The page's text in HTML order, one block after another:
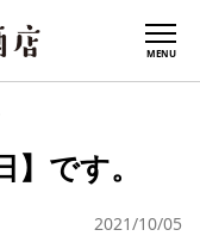
MENU
です。
2021/10/05